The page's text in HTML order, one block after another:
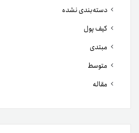
دسته‌بندی نشده
کیف پول
مبتدی
متوسط
مقاله